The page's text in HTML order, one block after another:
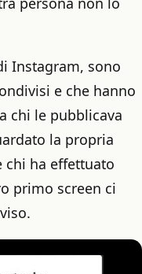
Instagram, sono
e che hanno
chi le pubblicava
la propria
chi ha effettuato
primo screen ci